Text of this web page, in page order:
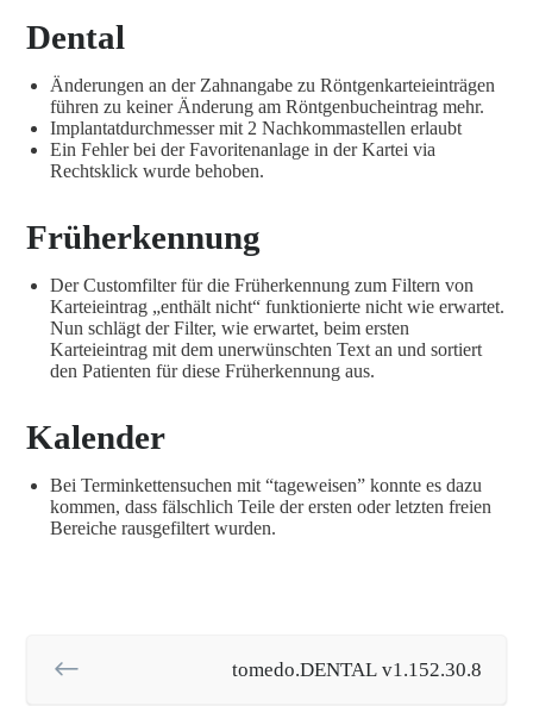
Dental
Änderungen an der Zahnangabe zu Röntgenkarteieinträgen
führen zu keiner Änderung am Röntgenbucheintrag mehr.
Implantatdurchmesser mit 2 Nachkommastellen erlaubt
Ein Fehler bei der Favoritenanlage in der Kartei via
Rechtsklick wurde behoben.
Früherkennung
Der Customfilter für die Früherkennung zum Filtern von
Karteieintrag „enthält nicht“ funktionierte nicht wie erwartet.
Nun schlägt der Filter, wie erwartet, beim ersten
Karteieintrag mit dem unerwünschten Text an und sortiert
den Patienten für diese Früherkennung aus.
Kalender
Bei Terminkettensuchen mit “tageweisen” konnte es dazu
kommen, dass fälschlich Teile der ersten oder letzten freien
Bereiche rausgefiltert wurden.
tomedo.DENTAL v1.152.30.8